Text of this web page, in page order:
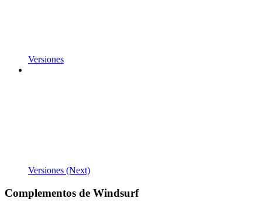
Versiones
Versiones (Next)
Complementos de Windsurf